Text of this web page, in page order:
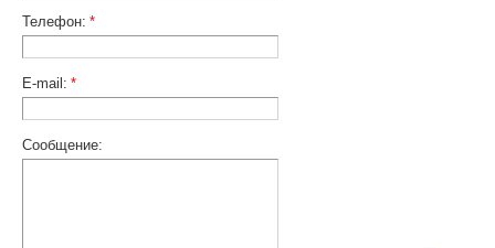
Телефон: *
E-mail: *
Сообщение: